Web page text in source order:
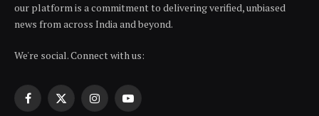
our platform is a commitment to delivering verified, unbiased
news from across India and beyond.
We're social. Connect with us:
Facebook
X
InstagramYouTube